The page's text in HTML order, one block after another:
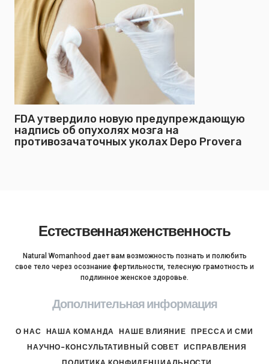
FDA утвердило новую предупреждающую
надпись об опухолях мозга на
противозачаточных уколах Depo Provera
Естественная женственность
Natural Womanhood дает вам возможность познать и полюбить
свое тело через осознание фертильности, телесную грамотность и
подлинное женское здоровье.
Дополнительная информация
О НАС НАША КОМАНДА НАШЕ ВЛИЯНИЕ
ПРЕССА И СМИ
НАУЧНО-КОНСУЛЬТАТИВНЫЙ СОВЕТ ИСПРАВЛЕНИЯ